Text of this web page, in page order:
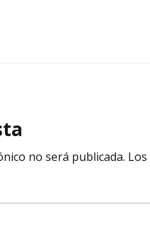
no será publicada.